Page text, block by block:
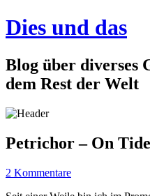
Dies und das
Blog über diverses
dem Rest der Welt
Petrichor – On
2 Kommentare